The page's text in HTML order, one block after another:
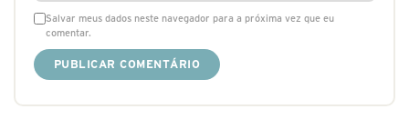
Salvar meus dados neste navegador para a próxima vez que eu
comentar.